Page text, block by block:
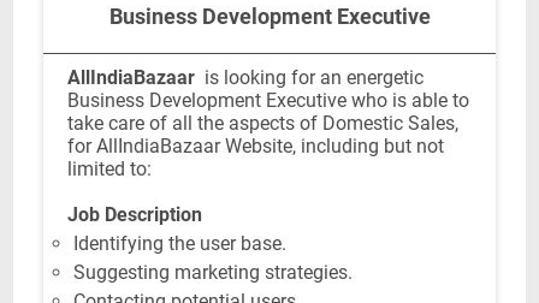
Business Development Executive
AllIndiaBazaar is looking for an energetic
Business Development Executive who is able to
take care of all the aspects of Domestic Sales,
for AllIndiaBazaar Website, including but not
limited to:
Job Description
Identifying the user base.
Suggesting marketing strategies.